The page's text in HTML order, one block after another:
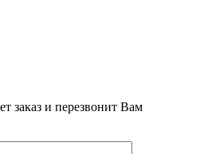
заказ и перезвонит Вам